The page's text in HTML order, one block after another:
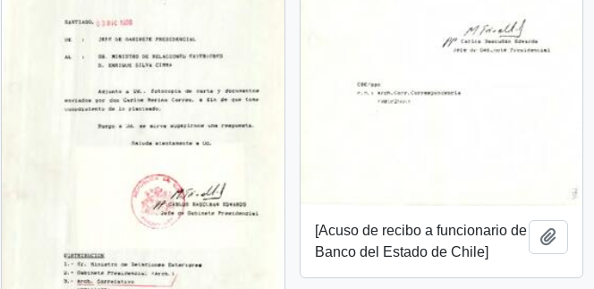
[Acuso de recibo a funcionario de
Banco del Estado de Chile]